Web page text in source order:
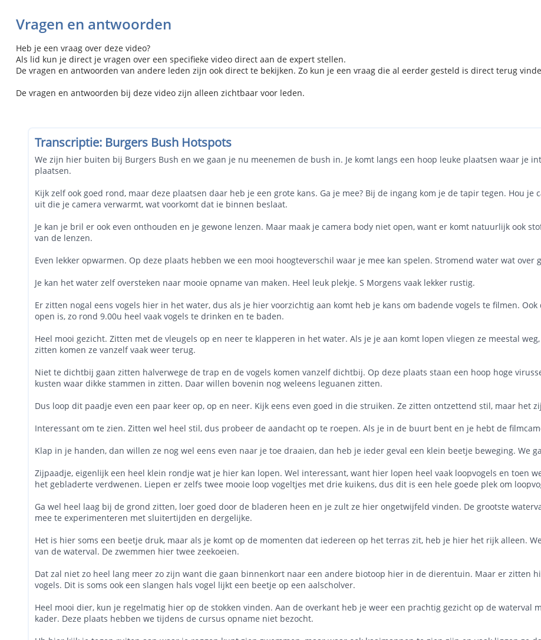
Vragen en antwoorden
Heb je een vraag over deze video?
Als lid kun je direct je vragen over een specifieke video direct aan de expert stellen.
De vragen en antwoorden van andere leden zijn ook direct te bekijken. Zo kun je een vraag die al eerder gesteld is direct terug
De vragen en antwoorden bij deze video zijn alleen zichtbaar voor leden.
Transcriptie: Burgers Bush Hotspots
We zijn hier buiten bij Burgers Bush en we gaan je nu meenemen de bush in. Je komt langs een hoop leuke plaatsen waar je
plaatsen.
Kijk zelf ook goed rond, maar deze plaatsen daar heb je een grote kans. Ga je mee? Bij de ingang kom je de tapir tegen. Hou
uit die je camera verwarmt, wat voorkomt dat ie binnen beslaat.
Je kan je bril er ook even onthouden en je gewone lenzen. Maar maak je camera body niet open, want er komt natuurlijk ook
van de lenzen.
Even lekker opwarmen. Op deze plaats hebben we een mooi hoogteverschil waar je mee kan spelen. Stromend water wat over
Je kan het water zelf oversteken naar mooie opname van maken. Heel leuk plekje. S Morgens vaak lekker rustig.
Er zitten nogal eens vogels hier in het water, dus als je hier voorzichtig aan komt heb je kans om badende vogels te filmen.
open is, zo rond 9.00u heel vaak vogels te drinken en te baden.
Heel mooi gezicht. Zitten met de vleugels op en neer te klapperen in het water. Als je je aan komt lopen vliegen ze meestal
zitten komen ze vanzelf vaak weer terug.
Niet te dichtbij gaan zitten halverwege de trap en de vogels komen vanzelf dichtbij. Op deze plaats staan een hoop hoge
kusten waar dikke stammen in zitten. Daar willen bovenin nog weleens leguanen zitten.
Dus loop dit paadje even een paar keer op, op en neer. Kijk eens even goed in die struiken. Ze zitten ontzettend stil, maar het
Interessant om te zien. Zitten wel heel stil, dus probeer de aandacht op te roepen. Als je in de buurt bent en je hebt de
Klap in je handen, dan willen ze nog wel eens even naar je toe draaien, dan heb je ieder geval een klein beetje beweging. We
Zijpaadje, eigenlijk een heel klein rondje wat je hier kan lopen. Wel interessant, want hier lopen heel vaak loopvogels en toen
het gebladerte verdwenen. Liepen er zelfs twee mooie loop vogeltjes met drie kuikens, dus dit is een hele goede plek om
Ga wel heel laag bij de grond zitten, loer goed door de bladeren heen en je zult ze hier ongetwijfeld vinden. De grootste
mee te experimenteren met sluitertijden en dergelijke.
Het is hier soms een beetje druk, maar als je komt op de momenten dat iedereen op het terras zit, heb je hier het rijk alleen.
van de waterval. De zwemmen hier twee zeekoeien.
Dat zal niet zo heel lang meer zo zijn want die gaan binnenkort naar een andere biotoop hier in de dierentuin. Maar er zitten
vogels. Dit is soms ook een slangen hals vogel lijkt een beetje op een aalscholver.
Heel mooi dier, kun je regelmatig hier op de stokken vinden. Aan de overkant heb je weer een prachtig gezicht op de waterval
kader. Deze plaats hebben we tijdens de cursus opname niet bezocht.